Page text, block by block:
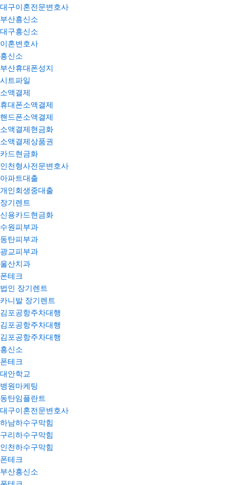
대구이혼전문변호사
부산흥신소
대구흥신소
이혼변호사
흥신소
부산휴대폰성지
시트파일
소액결제
휴대폰소액결제
핸드폰소액결제
소액결제현금화
소액결제상품권
카드현금화
인천형사전문변호사
아파트대출
개인회생중대출
장기렌트
신용카드현금화
수원피부과
동탄피부과
광교피부과
울산치과
폰테크
법인 장기렌트
카니발 장기렌트
김포공항주차대행
김포공항주차대행
김포공항주차대행
흥신소
폰테크
대안학교
병원마케팅
동탄임플란트
대구이혼전문변호사
하남하수구막힘
구리하수구막힘
인천하수구막힘
폰테크
부산흥신소